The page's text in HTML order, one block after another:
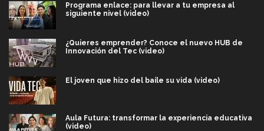
Programa enlace: para llevar a tu empresa al
siguiente nivel (video)
¿Quieres emprender? Conoce el nuevo HUB de
Innovación del Tec (video)
El joven que hizo del baile su vida (video)
Aula Futura: transformar la experiencia educativa
(video)